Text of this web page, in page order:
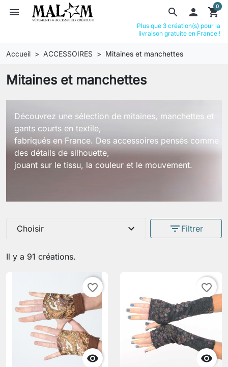
search
menu  shopping_cart
0
Plus que 3 création(s) pour la
livraison gratuite en France !
Accueil ACCESSOIRES Mitaines et manchettes
Mitaines et manchettes
Découvrez une sélection de mitaines, manchettes et
gants courts en textile,
fabriqués en France. Des accessoires pensés comme
des détails de silhouette,
jouant sur le tissu, la couleur et le mouvement.
Il y a 91 créations.
Choisir expand_more filter_list Filtrer

favorite_border

favorite_border